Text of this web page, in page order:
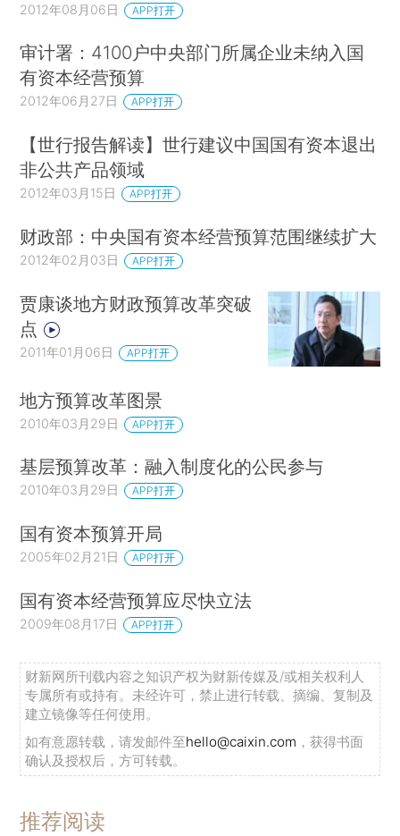
2012年08月06日 APP打开
审计署：4100户中央部门所属企业未纳入国
有资本经营预算
2012年06月27日 APP打开
【世行报告解读】世行建议中国国有资本退出
非公共产品领域
2012年03月15日 APP打开
财政部：中央国有资本经营预算范围继续扩大
2012年02月03日 APP打开
贾康谈地方财政预算改革突破
点
2011年01月06日 APP打开
地方预算改革图景
2010年03月29日 APP打开
基层预算改革：融入制度化的公民参与
2010年03月29日 APP打开
国有资本预算开局
2005年02月21日 APP打开
国有资本经营预算应尽快立法
2009年08月17日 APP打开
财新网所刊载内容之知识产权为财新传媒及/或相关权利人
专属所有或持有。未经许可，禁止进行转载、摘编、复制及
建立镜像等任何使用。
如有意愿转载，请发邮件至hello@caixin.com ，获得书面
确认及授权后，方可转载。
推荐阅读